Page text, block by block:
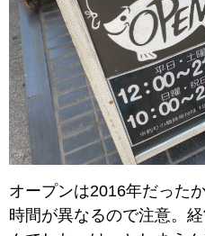
オープンは2016年だった
時間が異なるので注意。